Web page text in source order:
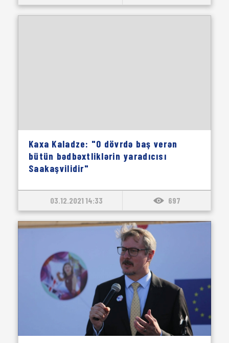
Kaxa Kaladze: "O dövrdə baş verən
bütün bədbəxtliklərin yaradıcısı
Saakaşvilidir"
03.12.2021 14:33 697